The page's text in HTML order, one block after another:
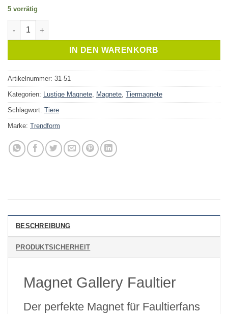
5 vorrätig
Magnet Gallery Faultier Menge
IN DEN WARENKORB
Artikelnummer: 31-51
Kategorien: Lustige Magnete Magnete Tiermagnete
Schlagwort: Tiere
Marke: Trendform
BESCHREIBUNG
PRODUKTSICHERHEIT
Magnet Gallery Faultier
Der perfekte Magnet für Faultierfans